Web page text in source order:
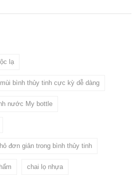
lạ
bình thủy tinh cực kỳ dễ dàng
nước My bottle
đơn giản trong bình thủy tinh
chai lọ nhựa